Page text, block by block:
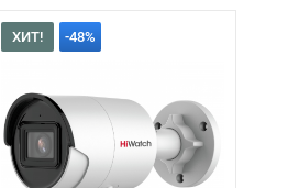
ХИТ! -48%